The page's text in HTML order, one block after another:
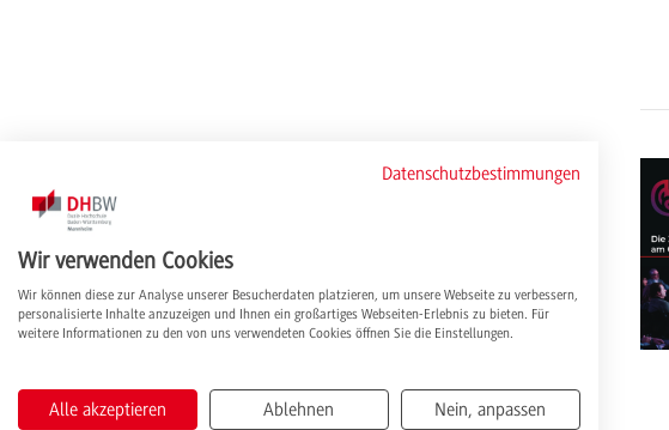
Datenschutzbestimmungen
Wir verwenden Cookies
Wir können diese zur Analyse unserer Besucherdaten platzieren, um unsere Webseite zu verbessern,
personalisierte Inhalte anzuzeigen und Ihnen ein großartiges Webseiten-Erlebnis zu bieten. Für
weitere Informationen zu den von uns verwendeten Cookies öffnen Sie die Einstellungen.
Alle akzeptieren Ablehnen Nein, anpassen